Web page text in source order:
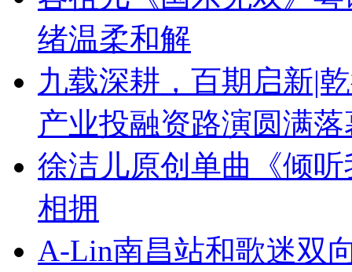
绪温柔和解
九载深耕，百期启新|
产业投融资路演圆满落
徐洁儿原创单曲《倾
相拥
A-Lin南昌站和歌迷双